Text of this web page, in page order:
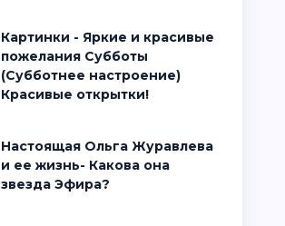
Картинки - Яркие и красивые
пожелания Субботы
(Субботнее настроение)
Красивые открытки!
Настоящая Ольга Журавлева
и ее жизнь- Какова она
звезда Эфира?